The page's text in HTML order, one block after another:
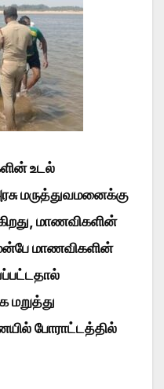
உடல்
மருத்துவமனைக்கு
மாணவிகளின்
மாணவிகளின்
போராட்டத்தில்